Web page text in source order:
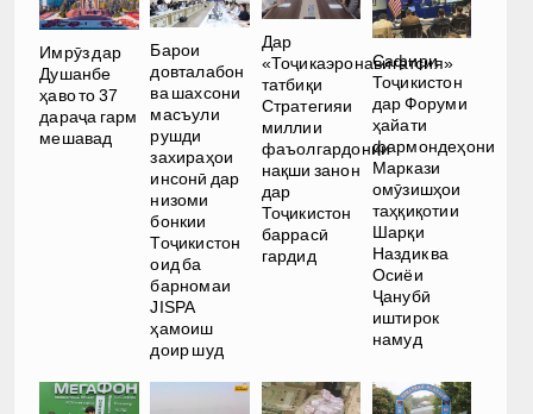
Имрӯз дар
Душанбе
ҳаво то 37
дараҷа гарм
мешавад
Барои
довталабон
ва шахсони
масъули
рушди
захираҳои
инсонӣ дар
низоми
бонкии
Тоҷикистон
оид ба
барномаи
JISPA
ҳамоиш
доир шуд
Дар
«Тоҷикаэронавигатсия»
татбиқи
Стратегияи
миллии
фаъолгардонии
нақши занон
дар
Тоҷикистон
баррасӣ
гардид
Сафири
Тоҷикистон
дар Форуми
ҳайати
фармондеҳони
Маркази
омӯзишҳои
таҳқиқотии
Шарқи
Наздик ва
Осиёи
Ҷанубӣ
иштирок
намуд